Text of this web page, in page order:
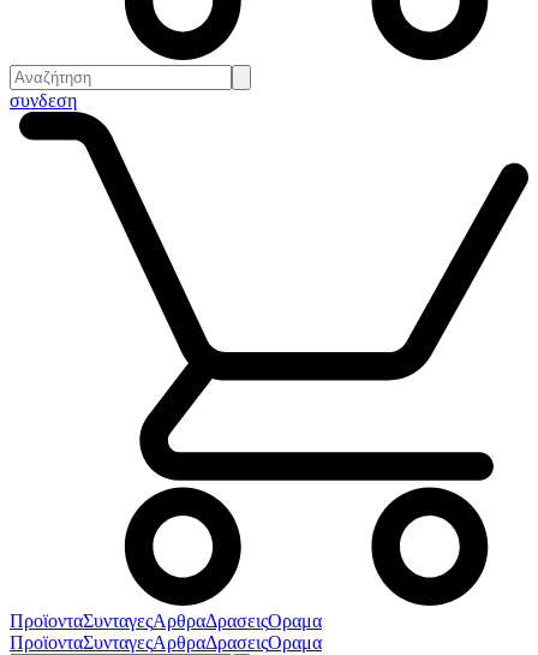
συνδεση
ΠροϊονταΣυνταγεςΑρθραΔρασειςΟραμα
ΠροϊονταΣυνταγεςΑρθραΔρασειςΟραμα